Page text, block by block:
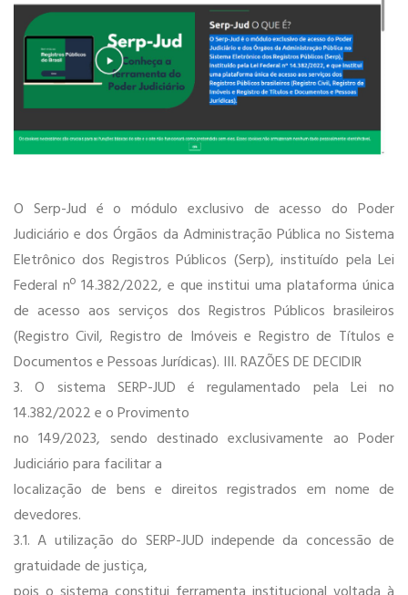
O Serp-Jud é o módulo exclusivo de acesso do Poder
Judiciário e dos Órgãos da Administração Pública no Sistema
Eletrônico dos Registros Públicos (Serp), instituído pela Lei
Federal nº 14.382/2022, e que institui uma plataforma única
de acesso aos serviços dos Registros Públicos brasileiros
(Registro Civil, Registro de Imóveis e Registro de Títulos e
Documentos e Pessoas Jurídicas). III. RAZÕES DE DECIDIR
3. O sistema SERP-JUD é regulamentado pela Lei no
14.382/2022 e o Provimento
no 149/2023, sendo destinado exclusivamente ao Poder
Judiciário para facilitar a
localização de bens e direitos registrados em nome de
devedores.
3.1. A utilização do SERP-JUD independe da concessão de
gratuidade de justiça,